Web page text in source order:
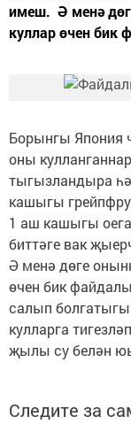
имеш. Ә менә
куллар өчен бик
Борынгы Япония
оны
тыгызландыра
кашыгы
1 аш кашыгы
биттәге вак
Ә менә дөге
өчен бик
салып
кулларга
җылы су белән
Следите за